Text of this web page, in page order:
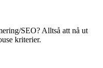
SEO? Alltså att nå ut
kriterier.